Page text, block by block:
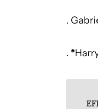
.
. *